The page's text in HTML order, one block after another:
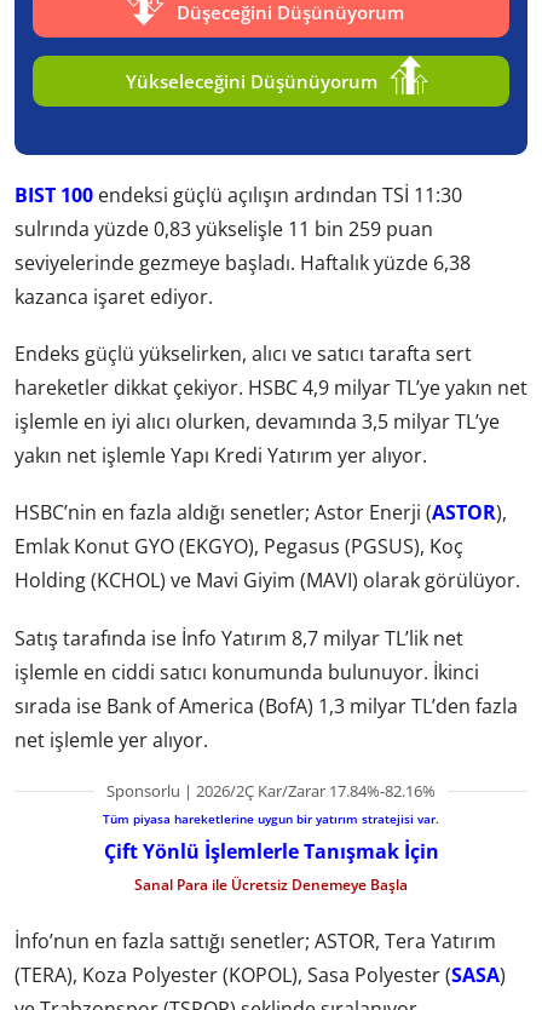
Düşeceğini Düşünüyorum
Yükseleceğini Düşünüyorum
BIST 100 endeksi güçlü açılışın ardından TSİ 11:30
sulrında yüzde 0,83 yükselişle 11 bin 259 puan
seviyelerinde gezmeye başladı. Haftalık yüzde 6,38
kazanca işaret ediyor.
Endeks güçlü yükselirken, alıcı ve satıcı tarafta sert
hareketler dikkat çekiyor. HSBC 4,9 milyar TL’ye yakın net
işlemle en iyi alıcı olurken, devamında 3,5 milyar TL’ye
yakın net işlemle Yapı Kredi Yatırım yer alıyor.
HSBC’nin en fazla aldığı senetler; Astor Enerji (ASTOR),
Emlak Konut GYO (EKGYO), Pegasus (PGSUS), Koç
Holding (KCHOL) ve Mavi Giyim (MAVI) olarak görülüyor.
Satış tarafında ise İnfo Yatırım 8,7 milyar TL’lik net
işlemle en ciddi satıcı konumunda bulunuyor. İkinci
sırada ise Bank of America (BofA) 1,3 milyar TL’den fazla
net işlemle yer alıyor.
Sponsorlu | 2026/2Ç Kar/Zarar 17.84%-82.16%
Tüm piyasa hareketlerine uygun bir yatırım stratejisi var.
Çift Yönlü İşlemlerle Tanışmak İçin
Sanal Para ile Ücretsiz Denemeye Başla
İnfo’nun en fazla sattığı senetler; ASTOR, Tera Yatırım
(TERA), Koza Polyester (KOPOL), Sasa Polyester (SASA)